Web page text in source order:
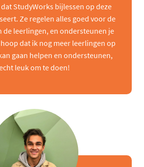
StudyWorks bijlessen op deze
Ze regelen alles goed voor de
de leerlingen, en ondersteunen je
dat ik nog meer leerlingen op
gaan helpen en ondersteunen,
leuk om te doen!